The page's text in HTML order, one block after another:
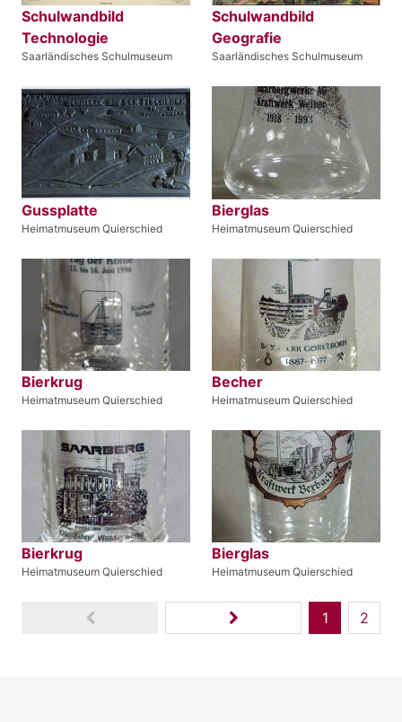
Schulwandbild
Technologie
Saarländisches Schulmuseum
Schulwandbild
Geografie
Saarländisches Schulmuseum
Gussplatte
Heimatmuseum Quierschied
Bierglas
Heimatmuseum Quierschied
Bierkrug
Heimatmuseum Quierschied
Becher
Heimatmuseum Quierschied
Bierkrug
Heimatmuseum Quierschied
Bierglas
Heimatmuseum Quierschied
1 2